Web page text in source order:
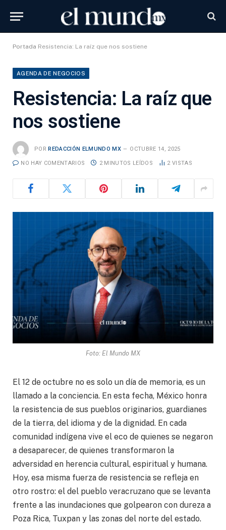
Portada Resistencia: La raíz que nos sostiene
AGENDA DE NEGOCIOS
Resistencia: La raíz que
nos sostiene
POR REDACCIÓN ELMUNDO MX OCTUBRE 14, 2025
NO HAY COMENTARIOS 2 MINUTOS LEÍDOS 2 VISTAS
Foto: El Mundo MX
El 12 de octubre no es solo un día de memoria, es un
llamado a la conciencia. En esta fecha, México honra
la resistencia de sus pueblos originarios, guardianes
de la tierra, del idioma y de la dignidad. En cada
comunidad indígena vive el eco de quienes se negaron
a desaparecer, de quienes transformaron la
adversidad en herencia cultural, espiritual y humana.
Hoy, esa misma fuerza de resistencia se refleja en
otro rostro: el del pueblo veracruzano que se levanta
frente a las inundaciones que golpearon con dureza a
Poza Rica, Tuxpan y las zonas del norte del estado.